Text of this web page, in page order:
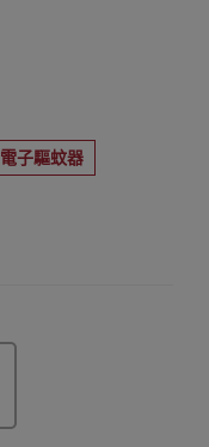
電子驅蚊器